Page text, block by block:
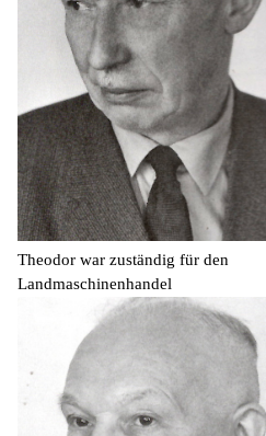
Theodor war zuständig für den
Landmaschinenhandel